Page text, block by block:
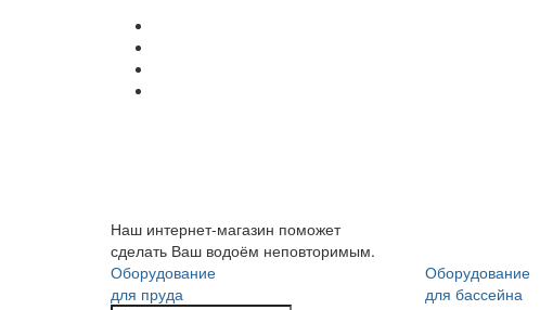
Наш интернет-магазин поможет
сделать Ваш водоём неповторимым.
Оборудование
для пруда
Оборудование
для бассейна